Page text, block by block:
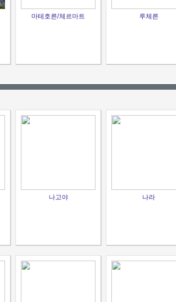
마테호른/체르마트 루체른
나고야 나라